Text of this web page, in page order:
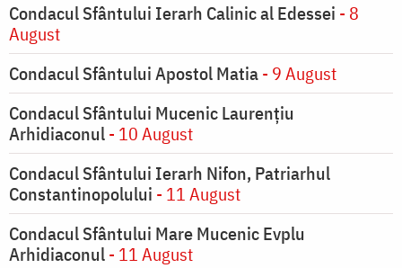
Condacul Sfântului Ierarh Calinic al Edessei - 8
August
Condacul Sfântului Apostol Matia- 9 August
Condacul Sfântului Mucenic Laurențiu
Arhidiaconul- 10 August
Condacul Sfântului Ierarh Nifon, Patriarhul
Constantinopolului - 11 August
Condacul Sfântului Mare Mucenic Evplu
Arhidiaconul- 11 August